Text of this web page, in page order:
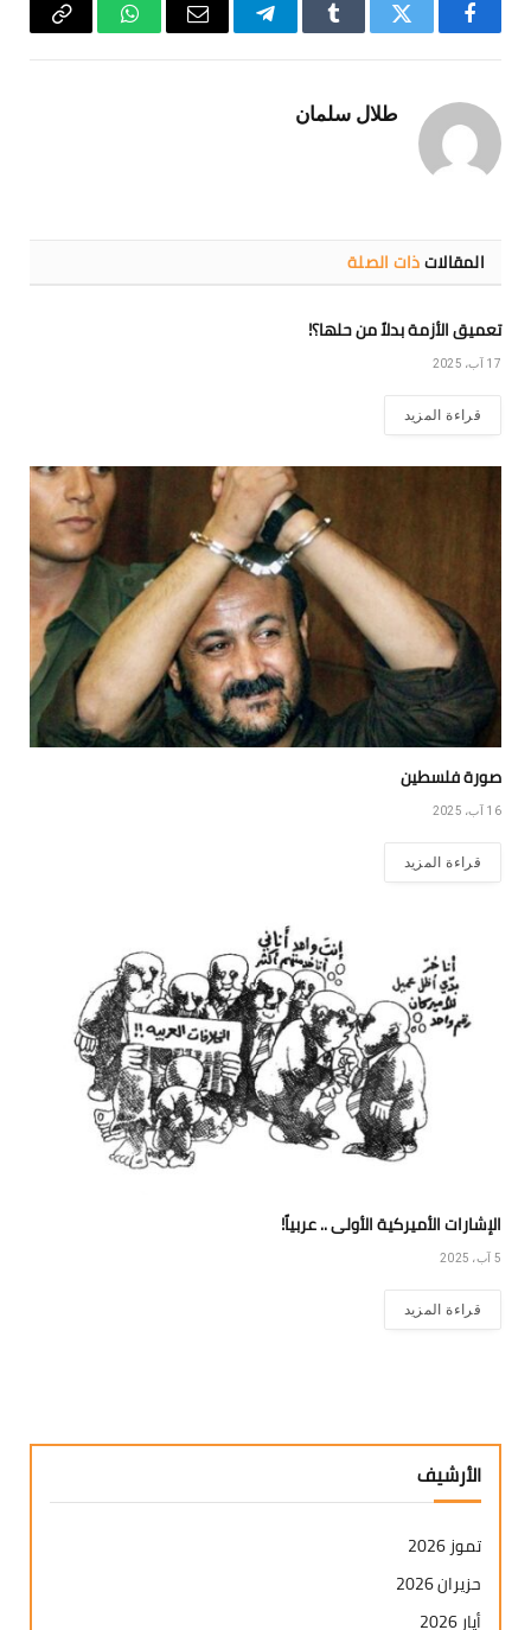
فيسبوكتويتر Tumblr تيلقرام البريد
واتسابCopy
طلال سلمان
المقالاتذات الصلة
تعميق الأزمة بدلاً من حلها؟!
17 آب، 2025
قراءة المزيد
صورة فلسطين
16 آب، 2025
قراءة المزيد
الإشارات الأميركية الأولى .. عربياً!
5 آب، 2025
قراءة المزيد
الأرشيف
تموز 2026
حزيران 2026
أيار 2026